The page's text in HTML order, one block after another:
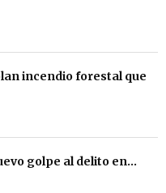
incendio forestal que
golpe al delito en...